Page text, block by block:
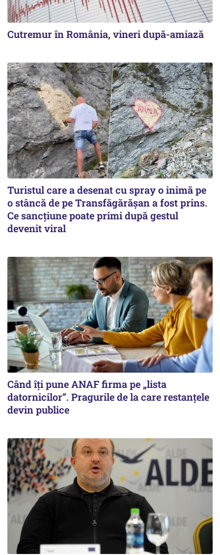
Cutremur în România, vineri după-amiază
Turistul care a desenat cu spray o inimă pe
o stâncă de pe Transfăgărășan a fost prins.
Ce sancțiune poate primi după gestul
devenit viral
Când îți pune ANAF firma pe „lista
datornicilor”. Pragurile de la care restanțele
devin publice